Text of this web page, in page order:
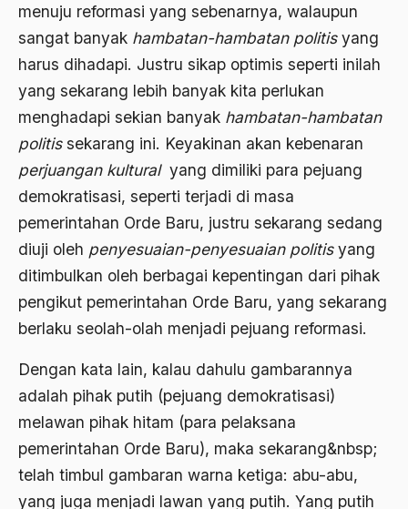
menuju reformasi yang sebenarnya, walaupun
sangat banyak hambatan-hambatan politisyang
harus dihadapi. Justru sikap optimis seperti inilah
yang sekarang lebih banyak kita perlukan
menghadapi sekian banyak hambatan-hambatan
politissekarang ini. Keyakinan akan kebenaran
perjuangan kultural yang dimiliki para pejuang
demokratisasi, seperti terjadi di masa
pemerintahan Orde Baru, justru sekarang sedang
diuji oleh penyesuaian-penyesuaian politisyang
ditimbulkan oleh berbagai kepentingan dari pihak
pengikut pemerintahan Orde Baru, yang sekarang
berlaku seolah-olah menjadi pejuang reformasi.
Dengan kata lain, kalau dahulu gambarannya
adalah pihak putih (pejuang demokratisasi)
melawan pihak hitam (para pelaksana
pemerintahan Orde Baru), maka sekarang&nbsp;
telah timbul gambaran warna ketiga: abu-abu,
yang juga menjadi lawan yang putih. Yang putih
1971
Agama Asli Indonesia
Agama dan Negara
Agama dan negaraa
Agama dan Pemerintah
Agama dan Politik
Agama dan Praktis
Agama Demokrasi
Agama di Asia
agama elitis
Agama Hukum
Agama Inovasi
Agama Islam
agama populer
Agama Terang